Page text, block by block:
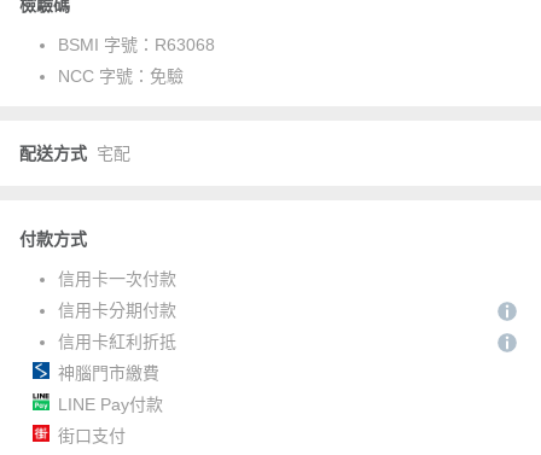
檢驗碼
BSMI 字號： R63068
NCC 字號： 免驗
配送方式 宅配
付款方式
信用卡一次付款
信用卡分期付款
信用卡紅利折抵
神腦門市繳費
LINE Pay付款
街口支付